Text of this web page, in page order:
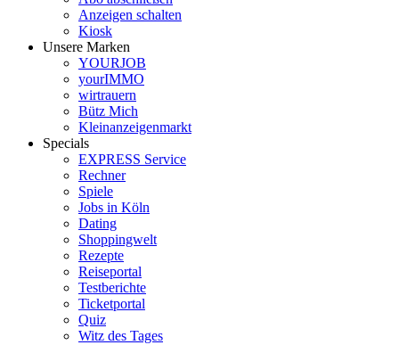
Anzeigen schalten
Kiosk
Unsere Marken
YOURJOB
yourIMMO
wirtrauern
Bütz Mich
Kleinanzeigenmarkt
Specials
EXPRESS Service
Rechner
Spiele
Jobs in Köln
Dating
Shoppingwelt
Rezepte
Reiseportal
Testberichte
Ticketportal
Quiz
Witz des Tages